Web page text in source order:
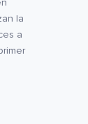
la
a